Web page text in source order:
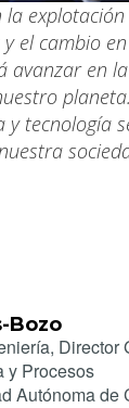
la
el cambio
avanzar en la
y tecnología
Bozo
Director
y Procesos
Autónoma de